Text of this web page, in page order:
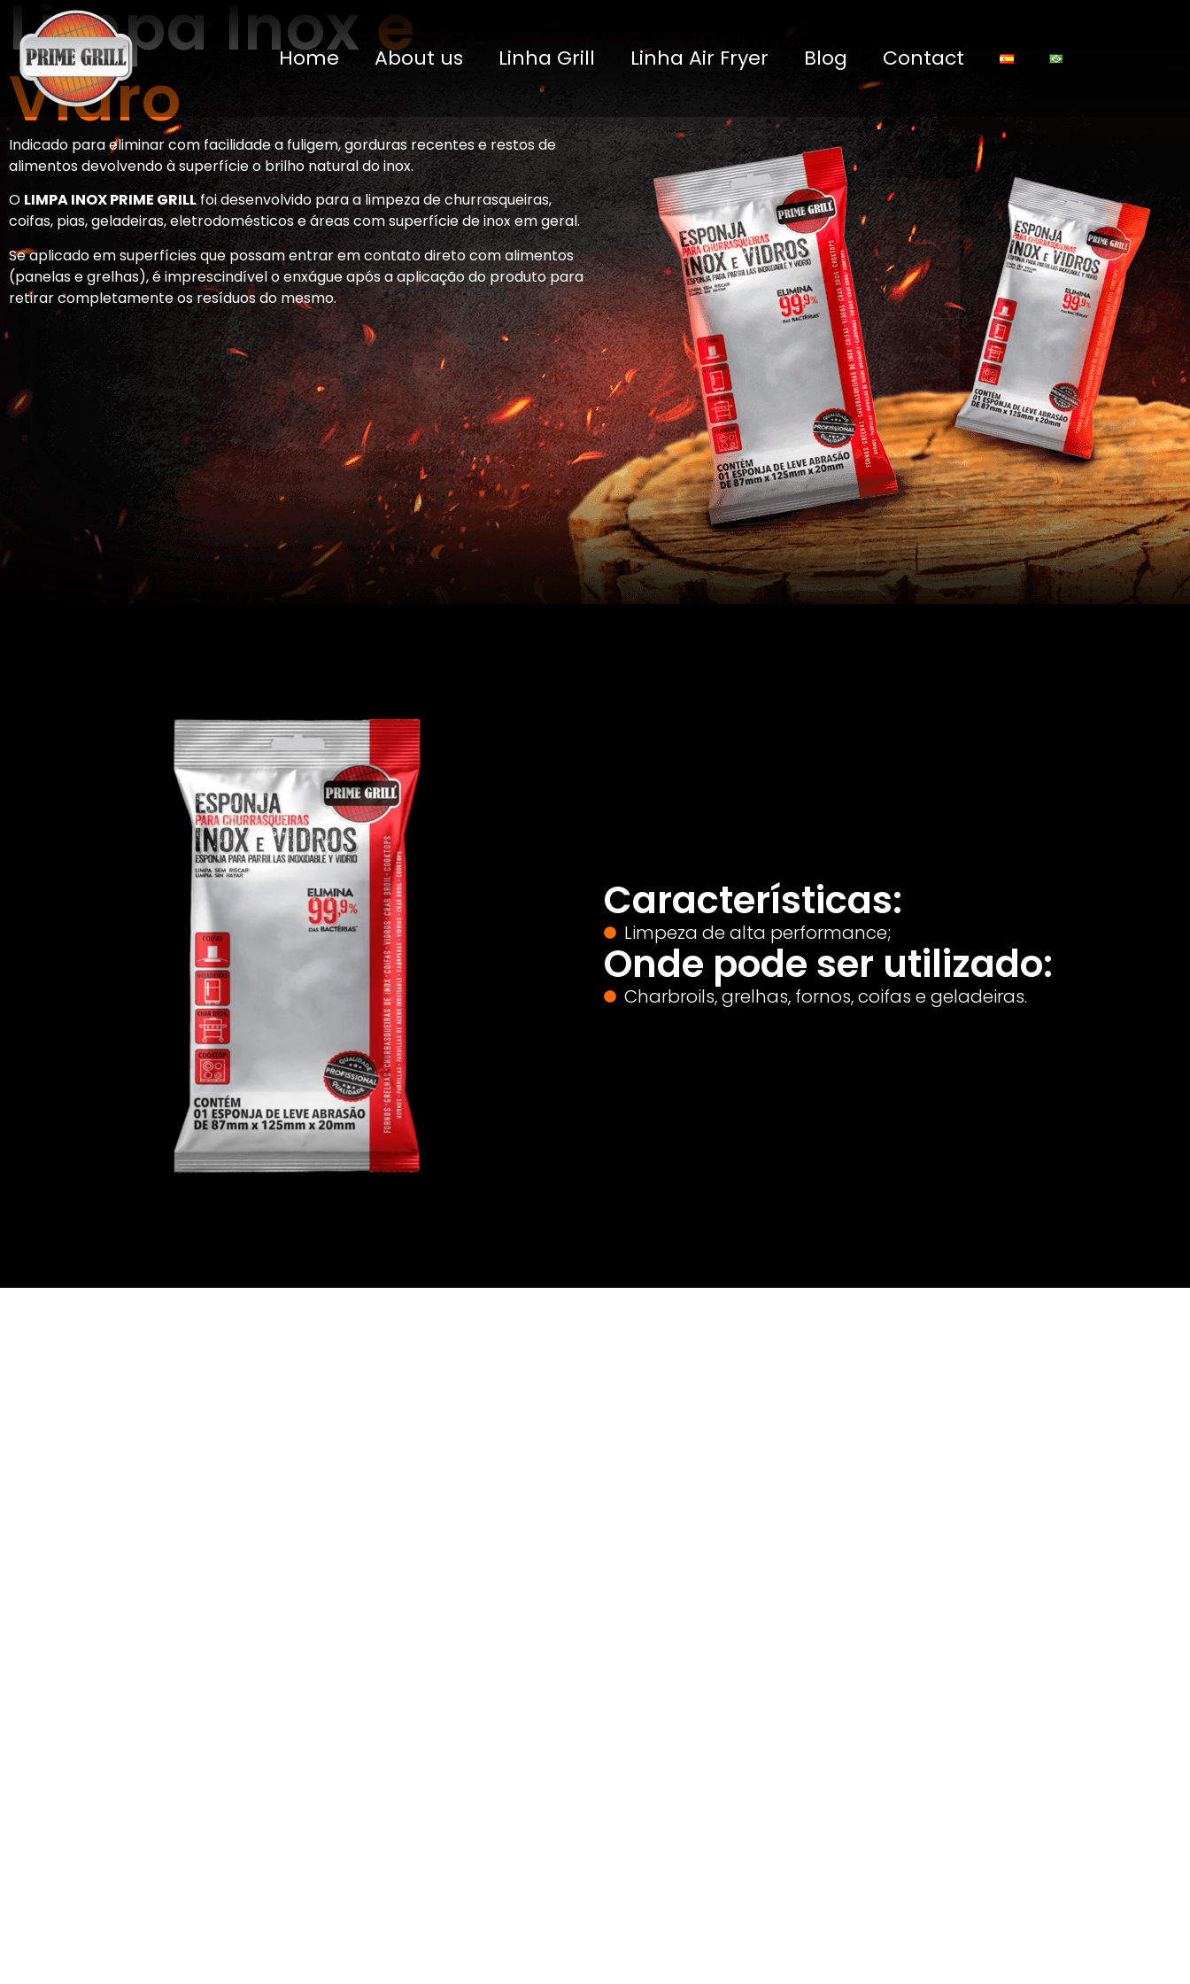
Home About us Linha Grill Linha Air Fryer Blog Contact
Limpa Inox e
Vidro
Indicado para eliminar com facilidade a fuligem, gorduras recentes e restos de
alimentos devolvendo à superfície o brilho natural do inox.
O LIMPA INOX PRIME GRILLfoi desenvolvido para a limpeza de churrasqueiras,
coifas, pias, geladeiras, eletrodomésticos e áreas com superfície de inox em geral.
Se aplicado em superfícies que possam entrar em contato direto com alimentos
(panelas e grelhas), é imprescindível o enxágue após a aplicação do produto para
retirar completamente os resíduos do mesmo.
Características:
Limpeza de alta performance;
Onde pode ser utilizado:
Charbroils, grelhas, fornos, coifas e geladeiras.